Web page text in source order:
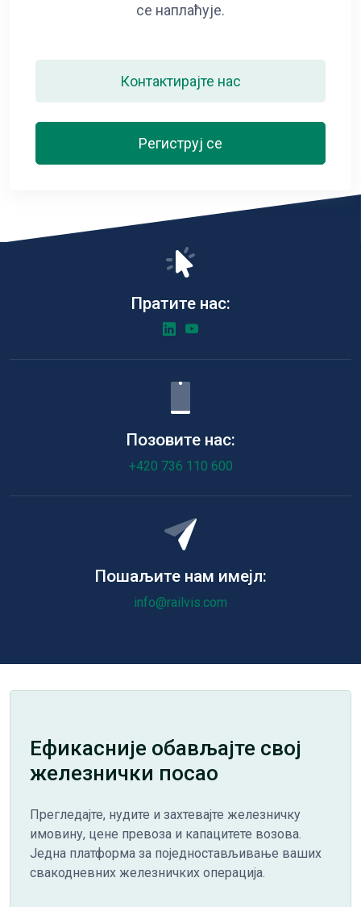
се наплаћује.
Контактирајте нас
Региструј се
Пратите нас:
Позовите нас:
+420 736 110 600
Пошаљите нам имејл:
info@railvis.com
Ефикасније обављајте свој
железнички посао
Прегледајте, нудите и захтевајте железничку
имовину, цене превоза и капацитете возова.
Једна платформа за поједностављивање ваших
свакодневних железничких операција.